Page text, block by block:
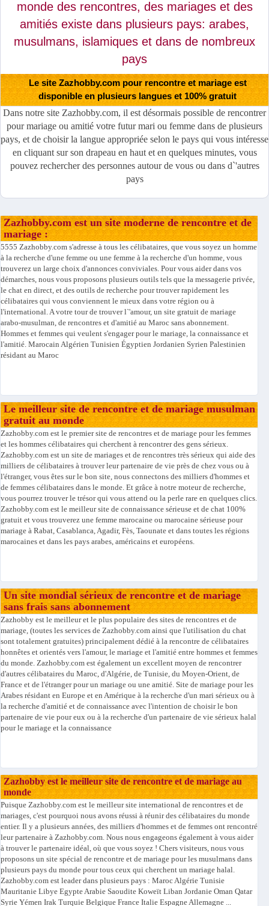
monde des rencontres, des mariages et des
amitiés existe dans plusieurs pays: arabes,
musulmans, islamiques et dans de nombreux
pays
Le site Zazhobby.com pour rencontre et mariage est
disponible en plusieurs langues et 100% gratuit
Dans notre site Zazhobby.com, il est désormais possible de rencontrer
pour mariage ou amitié votre futur mari ou femme dans de plusieurs
pays, et de choisir la langue appropriée selon le pays qui vous intéresse
en cliquant sur son drapeau en haut et en quelques minutes, vous
pouvez rechercher des personnes autour de vous ou dans d`'autres
pays
Zazhobby.com est un site moderne de rencontre et de
mariage :
5555 Zazhobby.com s'adresse à tous les célibataires, que vous soyez un homme
à la recherche d'une femme ou une femme à la recherche d'un homme, vous
trouverez un large choix d'annonces conviviales. Pour vous aider dans vos
démarches, nous vous proposons plusieurs outils tels que la messagerie privée,
le chat en direct, et des outils de recherche pour trouver rapidement les
célibataires qui vous conviennent le mieux dans votre région ou à
l'international. A votre tour de trouver l`'amour, un site gratuit de mariage
arabo-musulman, de rencontres et d'amitié au Maroc sans abonnement.
Hommes et femmes qui veulent s'engager pour le mariage, la connaissance et
l'amitié. Marocain Algérien Tunisien Égyptien Jordanien Syrien Palestinien
résidant au Maroc
Le meilleur site de rencontre et de mariage musulman
gratuit au monde
Zazhobby.com est le premier site de rencontres et de mariage pour les femmes
et les hommes célibataires qui cherchent à rencontrer des gens sérieux.
Zazhobby.com est un site de mariages et de rencontres très sérieux qui aide des
milliers de célibataires à trouver leur partenaire de vie près de chez vous ou à
l'étranger, vous êtes sur le bon site, nous connectons des milliers d'hommes et
de femmes célibataires dans le monde. Et grâce à notre moteur de recherche,
vous pourrez trouver le trésor qui vous attend ou la perle rare en quelques clics.
Zazhobby.com est le meilleur site de connaissance sérieuse et de chat 100%
gratuit et vous trouverez une femme marocaine ou marocaine sérieuse pour
mariage à Rabat, Casablanca, Agadir, Fès, Taounate et dans toutes les régions
marocaines et dans les pays arabes, américains et européens.
Un site mondial sérieux de rencontre et de mariage
sans frais sans abonnement
Zazhobby est le meilleur et le plus populaire des sites de rencontres et de
mariage, (toutes les services de Zazhobby.com ainsi que l'utilisation du chat
sont totalement gratuites) principalement dédié à la rencontre de célibataires
honnêtes et orientés vers l'amour, le mariage et l'amitié entre hommes et femmes
du monde. Zazhobby.com est également un excellent moyen de rencontrer
d'autres célibataires du Maroc, d'Algérie, de Tunisie, du Moyen-Orient, de
France et de l'étranger pour un mariage ou une amitié. Site de mariage pour les
Arabes résidant en Europe et en Amérique à la recherche d'un mari sérieux ou à
la recherche d'amitié et de connaissance avec l'intention de choisir le bon
partenaire de vie pour eux ou à la recherche d'un partenaire de vie sérieux halal
pour le mariage et la connaissance
Zazhobby est le meilleur site de rencontre et de mariage au
monde
Puisque Zazhobby.com est le meilleur site international de rencontres et de
mariages, c'est pourquoi nous avons réussi à réunir des célibataires du monde
entier. Il y a plusieurs années, des milliers d'hommes et de femmes ont rencontré
leur partenaire à Zazhobby.com. Nous nous engageons également à vous aider
à trouver le partenaire idéal, où que vous soyez ! Chers visiteurs, nous vous
proposons un site spécial de rencontre et de mariage pour les musulmans dans
plusieurs pays du monde pour tous ceux qui cherchent un mariage halal.
Zazhobby.com est leader dans plusieurs pays : Maroc Algérie Tunisie
Mauritanie Libye Egypte Arabie Saoudite Koweït Liban Jordanie Oman Qatar
Syrie Yémen Irak Turquie Belgique France Italie Espagne Allemagne ...